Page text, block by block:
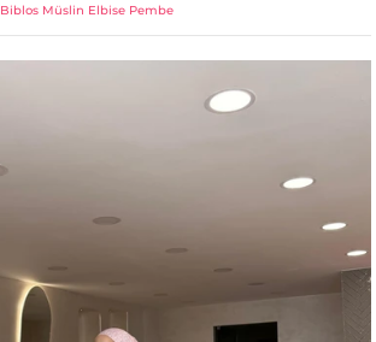
Biblos Müslin Elbise Pembe